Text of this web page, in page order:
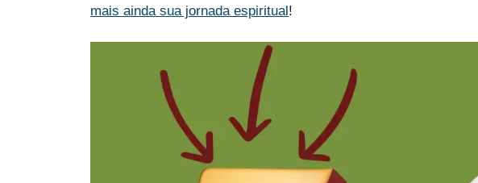
mais ainda sua jornada espiritual !